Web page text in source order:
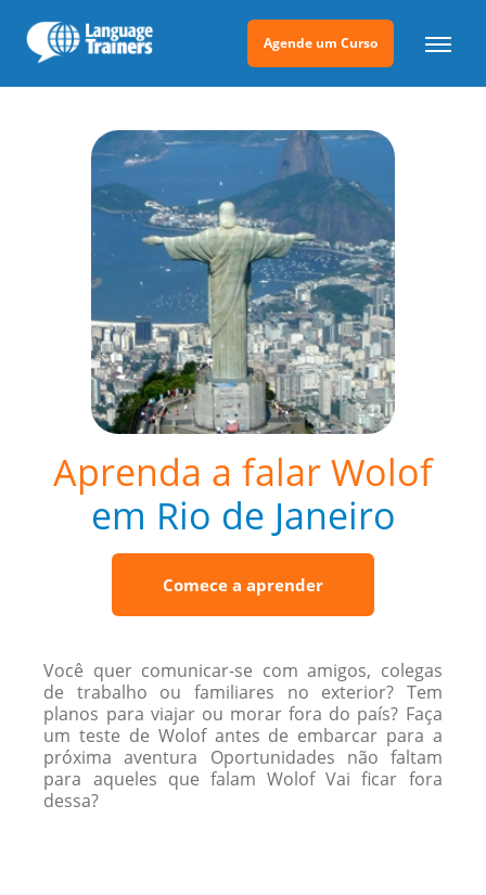
Agende um Curso
Aprenda a falar Wolof
em Rio de Janeiro
Comece a aprender
Você quer comunicar-se com amigos, colegas
de trabalho ou familiares no exterior? Tem
planos para viajar ou morar fora do país? Faça
um teste de Wolof antes de embarcar para a
próxima aventura Oportunidades não faltam
para aqueles que falam Wolof Vai ficar fora
dessa?